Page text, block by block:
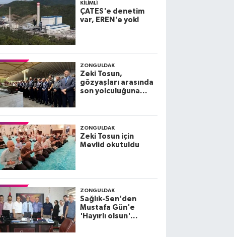
KILIMLI
ÇATES'e denetim
var, EREN'e yok!
ZONGULDAK
Zeki Tosun,
gözyaşları arasında
son yolculuğuna
ZONGULDAK
Zeki Tosun için
Mevlid okutuldu
ZONGULDAK
Sağlık-Sen'den
Mustafa Gün'e
'Hayırlı olsun'